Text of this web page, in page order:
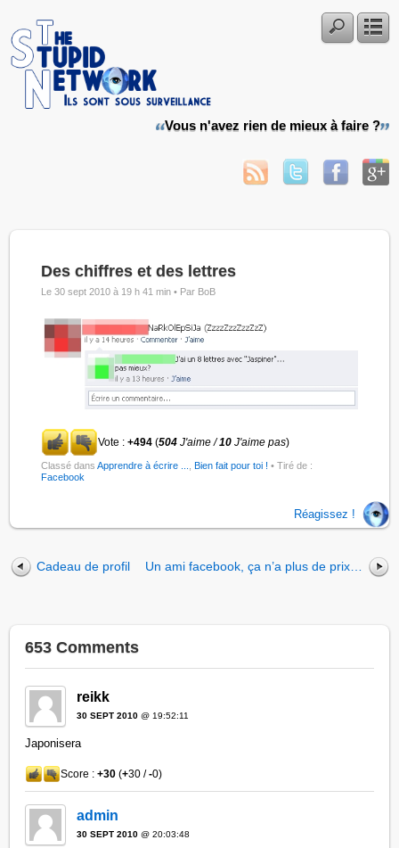
Vous n'avez rien de mieux à faire ?
Des chiffres et des lettres
Le 30 sept 2010 à 19 h 41 min • Par BoB
Vote :+494 (504J'aime /10 J'aime pas)
Classé dansApprendre à écrire ... ,Bien fait pour toi ! • Tiré de :
Facebook
Réagissez !
Cadeau de profil Un ami facebook, ça n’a plus de prix…
653 Comments
reikk
30 SEPT 2010 @ 19:52:11
Japonisera
Score :+30 (+30 /-0)
admin
30 SEPT 2010 @ 20:03:48